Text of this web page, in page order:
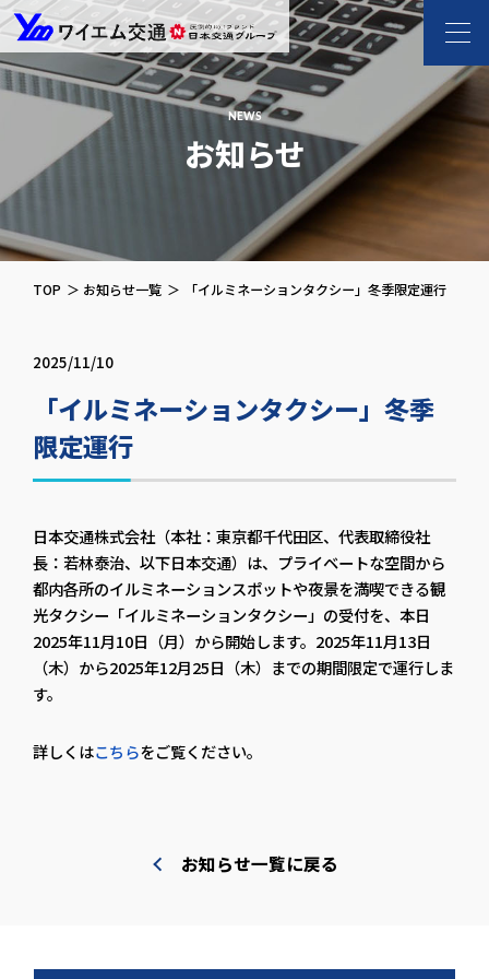
ワイエム交通 l 新
NEWS
お知らせ
TOP お知らせ一覧 「イルミネーションタクシー」冬季限定運行
2025/11/10
「イルミネーションタクシー」冬季
限定運行
日本交通株式会社（本社：東京都千代田区、代表取締役社
長：若林泰治、以下日本交通）は、プライベートな空間から
都内各所のイルミネーションスポットや夜景を満喫できる観
光タクシー「イルミネーションタクシー」の受付を、本日
2025年11月10日（月）から開始します。2025年11月13日
（木）から2025年12月25日（木）までの期間限定で運行しま
す。
詳しくはこちらをご覧ください。
お知らせ一覧に戻る